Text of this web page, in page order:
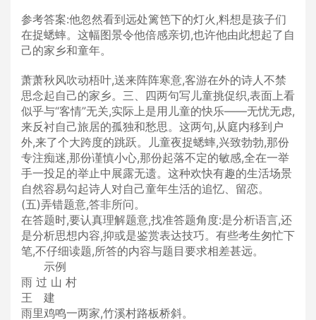
参考答案:他忽然看到远处篱笆下的灯火,料想是孩子们
在捉蟋蟀。这幅图景令他倍感亲切,也许他由此想起了自
己的家乡和童年。
萧萧秋风吹动梧叶,送来阵阵寒意,客游在外的诗人不禁
思念起自己的家乡。三、四两句写儿童挑促织,表面上看
似乎与“客情”无关,实际上是用儿童的快乐——无忧无虑,
来反衬自己旅居的孤独和愁思。这两句,从庭内移到户
外,来了个大跨度的跳跃。儿童夜捉蟋蟀,兴致勃勃,那份
专注痴迷,那份谨慎小心,那份起落不定的敏感,全在一举
手一投足的举止中展露无遗。这种欢快有趣的生活场景
自然容易勾起诗人对自己童年生活的追忆、留恋。
(五)弄错题意,答非所问。
在答题时,要认真理解题意,找准答题角度:是分析语言,还
是分析思想内容,抑或是鉴赏表达技巧。有些考生匆忙下
笔,不仔细读题,所答的内容与题目要求相差甚远。
示例
雨 过 山 村
王 建
雨里鸡鸣一两家,竹溪村路板桥斜。